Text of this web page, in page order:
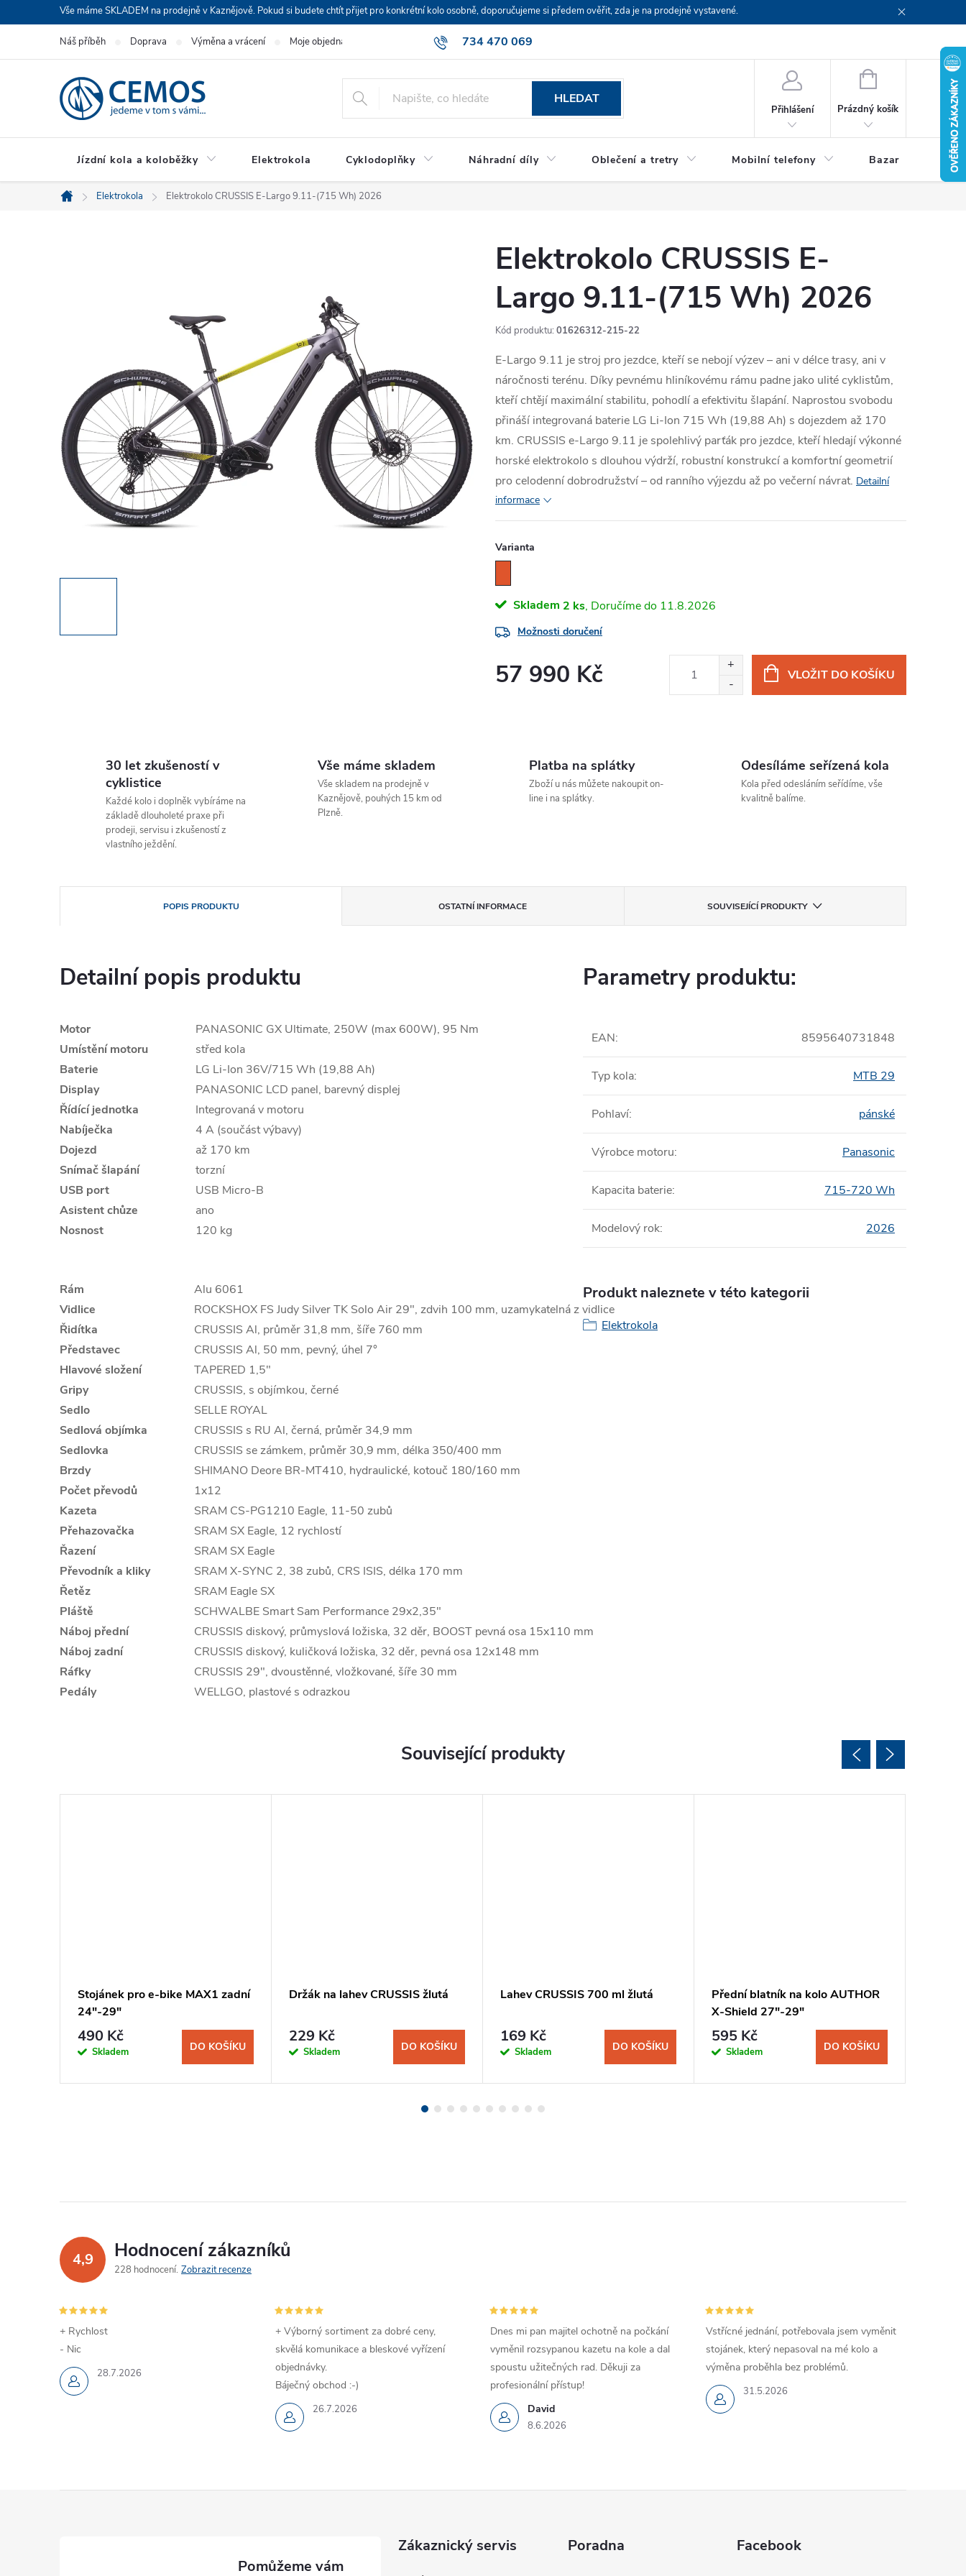
na
Vše máme SKLADEM na prodejně v Kaznějově. Pokud si budete chtít přijet pro konkrétní kolo osobně, doporučujeme si předem ověřit, zda je na prodejně vystavené.
734 470 069
Náš příběh Doprava Výměna a vrácení Moje objednávka
HLEDAT
Přihlášení
NÁKUPNÍ
Prázdný košík
Jízdní kola a koloběžky Elektrokola Cyklodoplňky Náhradní díly Oblečení a tretry Mobilní telefony Bazar Servis
Domů
Elektrokola Elektrokolo CRUSSIS E-Largo 9.11-(715 Wh) 2026
Elektrokolo CRUSSIS E-
Largo 9.11-(715 Wh) 2026
Kód produktu: 01626312-215-22
E-Largo 9.11 je stroj pro jezdce, kteří se nebojí výzev – ani v délce trasy, ani v
náročnosti terénu. Díky pevnému hliníkovému rámu padne jako ulité cyklistům,
kteří chtějí maximální stabilitu, pohodlí a efektivitu šlapání. Naprostou svobodu
přináší integrovaná baterie LG Li-Ion 715 Wh (19,88 Ah) s dojezdem až 170
km. CRUSSIS e-Largo 9.11 je spolehlivý parťák pro jezdce, kteří hledají výkonné
horské elektrokolo s dlouhou výdrží, robustní konstrukcí a komfortní geometrií
pro celodenní dobrodružství – od ranního výjezdu až po večerní návrat. Detailní
informace
Varianta
Skladem 2 ks 11.8.2026
Možnosti doručení
57 990 Kč VLOŽIT DO KOŠÍKU
30 let zkušeností v
cyklistice
Každé kolo i doplněk vybíráme na
základě dlouholeté praxe při
prodeji, servisu i zkušeností z
vlastního ježdění.
Vše máme skladem
Vše skladem na prodejně v
Kaznějově, pouhých 15 km od
Plzně.
Platba na splátky
Zboží u nás můžete nakoupit on-
line i na splátky.
Odesíláme seřízená kola
Kola před odesláním seřídíme, vše
kvalitně balíme.
POPIS PRODUKTU OSTATNÍ INFORMACE SOUVISEJÍCÍ PRODUKTY
Detailní popis produktu
Motor
PANASONIC GX Ultimate, 250W (max 600W), 95 Nm
Umístění motoru
střed kola
Baterie
LG Li-Ion 36V/715 Wh (19,88 Ah)
Display
PANASONIC LCD panel, barevný displej
Řídící jednotka
Integrovaná v motoru
Nabíječka
4 A (součást výbavy)
Dojezd
až 170 km
Snímač šlapání
torzní
USB port
USB Micro-B
Asistent chůze
ano
Nosnost
120 kg
Rám
Alu 6061
Vidlice
ROCKSHOX FS Judy Silver TK Solo Air 29", zdvih 100 mm, uzamykatelná z vidlice
Řidítka
CRUSSIS Al, průměr 31,8 mm, šíře 760 mm
Představec
CRUSSIS Al, 50 mm, pevný, úhel 7°
Hlavové složení
TAPERED 1,5"
Gripy
CRUSSIS, s objímkou, černé
Sedlo
SELLE ROYAL
Sedlová objímka
CRUSSIS s RU Al, černá, průměr 34,9 mm
Sedlovka
CRUSSIS se zámkem, průměr 30,9 mm, délka 350/400 mm
Brzdy
SHIMANO Deore BR-MT410, hydraulické, kotouč 180/160 mm
Počet převodů
1x12
Kazeta
SRAM CS-PG1210 Eagle, 11-50 zubů
Přehazovačka
SRAM SX Eagle, 12 rychlostí
Řazení
SRAM SX Eagle
Převodník a kliky
SRAM X-SYNC 2, 38 zubů, CRS ISIS, délka 170 mm
Řetěz
SRAM Eagle SX
Pláště
SCHWALBE Smart Sam Performance 29x2,35"
Náboj přední
CRUSSIS diskový, průmyslová ložiska, 32 děr, BOOST pevná osa 15x110 mm
Náboj zadní
CRUSSIS diskový, kuličková ložiska, 32 děr, pevná osa 12x148 mm
Ráfky
CRUSSIS 29", dvoustěnné, vložkované, šíře 30 mm
Pedály
WELLGO, plastové s odrazkou
Parametry produktu:
EAN: 8595640731848
Typ kola: MTB 29
Pohlaví: pánské
Výrobce motoru: Panasonic
Kapacita baterie: 715-720 Wh
Modelový rok: 2026
Produkt naleznete v této kategorii
Elektrokola
Související produkty
Stojánek pro e-bike MAX1 zadní
24"-29"
490 Kč
Skladem DO KOŠÍKU
Držák na lahev CRUSSIS žlutá
229 Kč
Skladem DO KOŠÍKU
Lahev CRUSSIS 700 ml žlutá
169 Kč
Skladem DO KOŠÍKU
Přední blatník na kolo AUTHOR
X-Shield 27"-29"
595 Kč
Skladem DO KOŠÍKU
4,9 Hodnocení zákazníků
228 hodnocení Zobrazit recenze
28.7.2026
+ Rychlost
- Nic
26.7.2026
+ Výborný sortiment za dobré ceny,
skvělá komunikace a bleskové vyřízení
objednávky.
Báječný obchod :-)
David
8.6.2026
Dnes mi pan majitel ochotně na počkání
vyměnil rozsypanou kazetu na kole a dal
spoustu užitečných rad. Děkuji za
profesionální přístup!
31.5.2026
Vstřícné jednání, potřebovala jsem vyměnit
stojánek, který nepasoval na mé kolo a
výměna proběhla bez problémů.
Zákaznický servis Poradna Facebook